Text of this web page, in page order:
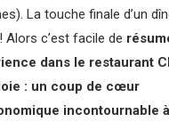
La touche finale d’un
Alors c’est facile de
dans le restaurant
: un coup de cœur
incontournable